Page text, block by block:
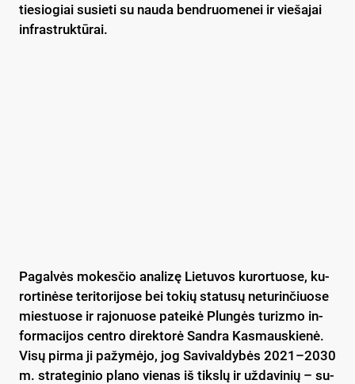
tie­sio­giai su­sie­ti su nau­da bend­ruo­me­nei ir vie­ša­jai
inf­rast­ruk­tū­rai.
Pa­gal­vės mo­kes­čio ana­li­zę Lie­tu­vos ku­ror­tuo­se, ku­
ror­ti­nė­se te­ri­to­ri­jo­se bei to­kių sta­tu­sų ne­tu­rin­čiuo­se
mies­tuo­se ir ra­jo­nuo­se pa­tei­kė Plun­gės tu­riz­mo in­
for­ma­ci­jos cent­ro di­rek­to­rė Sand­ra Kas­maus­kie­nė.
Vi­sų pir­ma ji pa­žy­mė­jo, jog Sa­vi­val­dy­bės 2021–2030
m. stra­te­gi­nio pla­no vie­nas iš tiks­lų ir už­da­vi­nių – su­